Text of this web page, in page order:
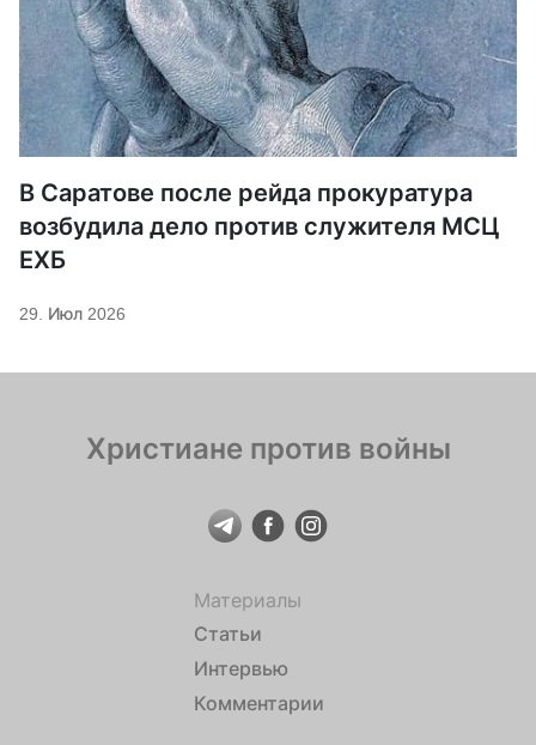
В Саратове после рейда прокуратура
возбудила дело против служителя МСЦ
ЕХБ
29. Июл 2026
Христиане против войны
Материалы
Статьи
Интервью
Комментарии